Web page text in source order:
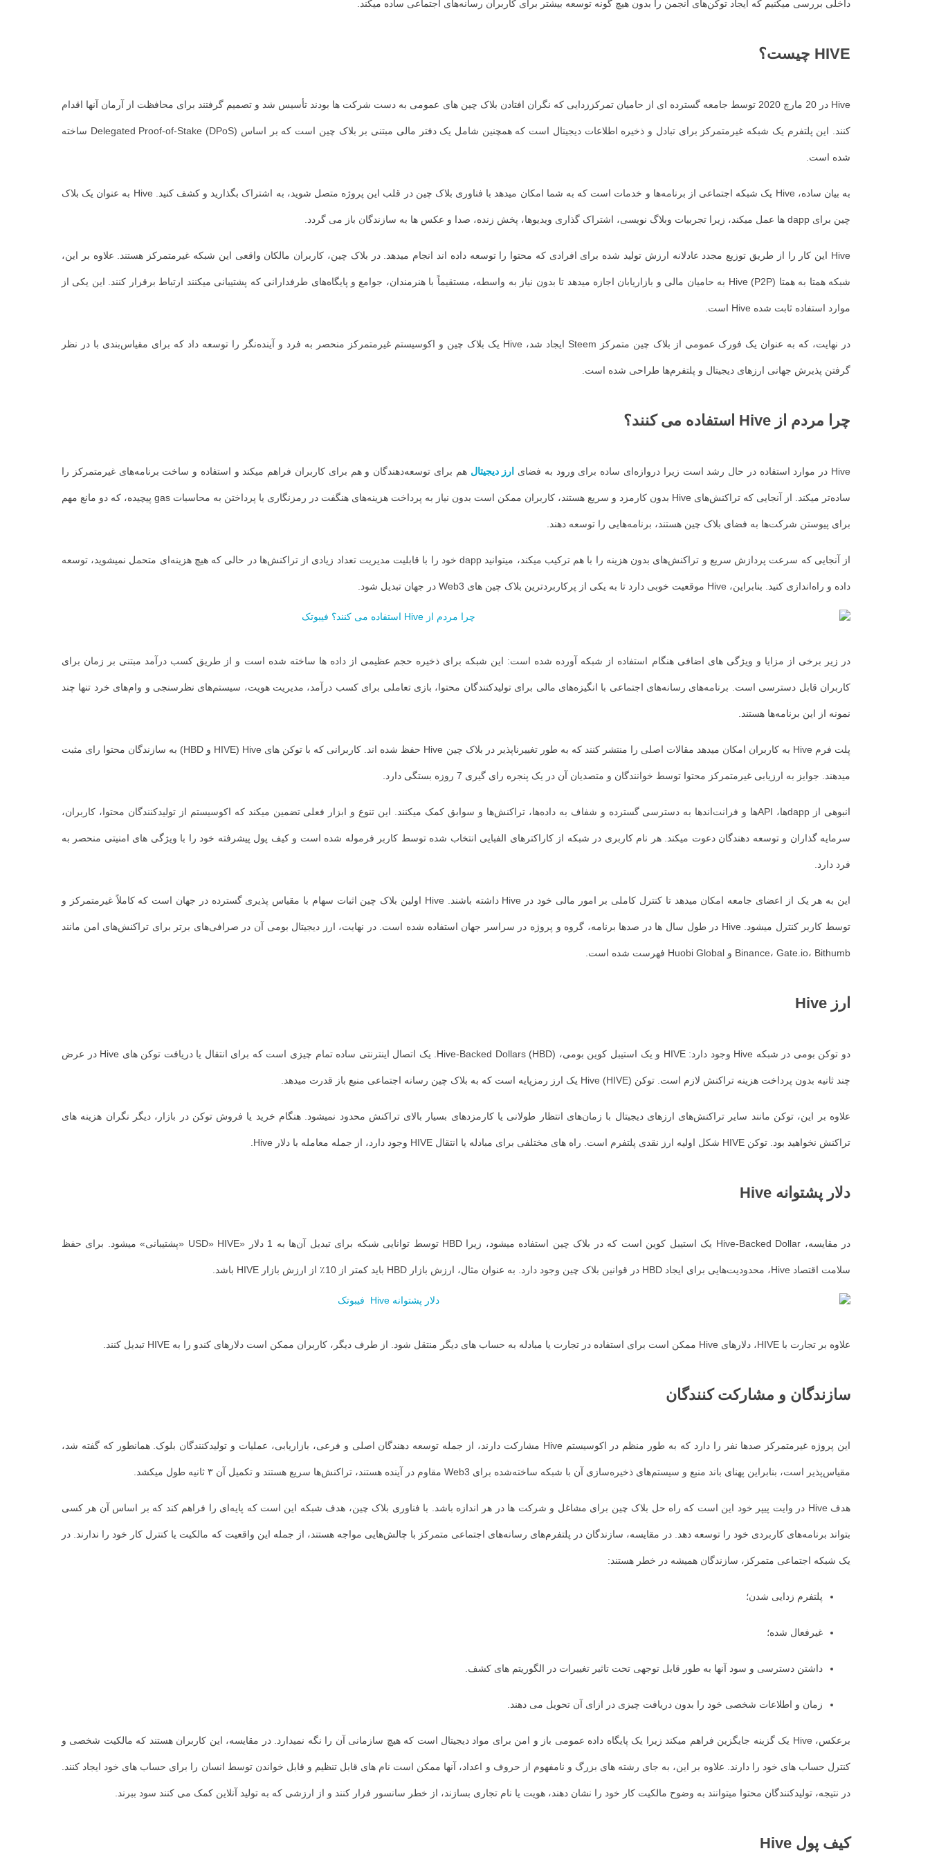
اجتماعی ساده
داخلی بررسی میکنیم که ایجاد توکن‌های انجمن را بدون هیچ گونه توسعه بیشتر برای کاربران رسانه‌های اجتماعی ساده میکند.
HIVE چیست؟
Hive در 20 مارچ 2020 توسط جامعه گسترده ای از حامیان تمرکززدایی که نگران افتادن بلاک چین های عمومی به دست شرکت ها بودند تأسیس شد و تصمیم گرفتند برای محافظت از آرمان آنها اقدام
کنند. این پلتفرم یک شبکه غیرمتمرکز برای تبادل و ذخیره اطلاعات دیجیتال است که همچنین شامل یک دفتر مالی مبتنی بر بلاک چین است که بر اساس Delegated Proof-of-Stake (DPoS) ساخته
شده است.
به بیان ساده، Hive یک شبکه اجتماعی از برنامه‌ها و خدمات است که به شما امکان میدهد با فناوری بلاک چین در قلب این پروژه متصل شوید، به اشتراک بگذارید و کشف کنید. Hive به عنوان یک بلاک
چین برای dapp ها عمل میکند، زیرا تجربیات وبلاگ نویسی، اشتراک گذاری ویدیوها، پخش زنده، صدا و عکس ها به سازندگان باز می گردد.
Hive این کار را از طریق توزیع مجدد عادلانه ارزش تولید شده برای افرادی که محتوا را توسعه داده اند انجام میدهد. در بلاک چین، کاربران مالکان واقعی این شبکه غیرمتمرکز هستند. علاوه بر این،
شبکه همتا به همتا (P2P) Hive به حامیان مالی و بازاریابان اجازه میدهد تا بدون نیاز به واسطه، مستقیماً با هنرمندان، جوامع و پایگاه‌های طرفدارانی که پشتیبانی میکنند ارتباط برقرار کنند. این یکی از
موارد استفاده ثابت شده Hive است.
در نهایت، که به عنوان یک فورک عمومی از بلاک چین متمرکز Steem ایجاد شد، Hive یک بلاک چین و اکوسیستم غیرمتمرکز منحصر به فرد و آینده‌نگر را توسعه داد که برای مقیاس‌بندی با در نظر
گرفتن پذیرش جهانی ارزهای دیجیتال و پلتفرم‌ها طراحی شده است.
چرا مردم از Hive استفاده می کنند؟
Hive در موارد استفاده در حال رشد است زیرا دروازه‌ای ساده برای ورود به فضای ارز دیجیتال هم برای توسعه‌دهندگان و هم برای کاربران فراهم میکند و استفاده و ساخت برنامه‌های غیرمتمرکز را
ساده‌تر میکند. از آنجایی که تراکنش‌های Hive بدون کارمزد و سریع هستند، کاربران ممکن است بدون نیاز به پرداخت هزینه‌های هنگفت در رمزنگاری یا پرداختن به محاسبات gas پیچیده، که دو مانع مهم
برای پیوستن شرکت‌ها به فضای بلاک چین هستند، برنامه‌هایی را توسعه دهند.
از آنجایی که سرعت پردازش سریع و تراکنش‌های بدون هزینه را با هم ترکیب میکند، میتوانید dapp خود را با قابلیت مدیریت تعداد زیادی از تراکنش‌ها در حالی که هیچ هزینه‌ای متحمل نمیشوید، توسعه
داده و راه‌اندازی کنید. بنابراین، Hive موقعیت خوبی دارد تا به یکی از پرکاربردترین بلاک چین های Web3 در جهان تبدیل شود.
در زیر برخی از مزایا و ویژگی های اضافی هنگام استفاده از شبکه آورده شده است: این شبکه برای ذخیره حجم عظیمی از داده ها ساخته شده است و از طریق کسب درآمد مبتنی بر زمان برای
کاربران قابل دسترسی است. برنامه‌های رسانه‌های اجتماعی با انگیزه‌های مالی برای تولیدکنندگان محتوا، بازی تعاملی برای کسب درآمد، مدیریت هویت، سیستم‌های نظرسنجی و وام‌های خرد تنها چند
نمونه از این برنامه‌ها هستند.
پلت فرم Hive به کاربران امکان میدهد مقالات اصلی را منتشر کنند که به طور تغییرناپذیر در بلاک چین Hive حفظ شده اند. کاربرانی که با توکن های Hive (HIVE و HBD) به سازندگان محتوا رای مثبت
میدهند. جوایز به ارزیابی غیرمتمرکز محتوا توسط خوانندگان و متصدیان آن در یک پنجره رای گیری 7 روزه بستگی دارد.
انبوهی از dappها، APIها و فرانت‌اندها به دسترسی گسترده و شفاف به داده‌ها، تراکنش‌ها و سوابق کمک میکنند. این تنوع و ابزار فعلی تضمین میکند که اکوسیستم از تولیدکنندگان محتوا، کاربران،
سرمایه گذاران و توسعه دهندگان دعوت میکند.هر نام کاربری در شبکه از کاراکترهای الفبایی انتخاب شده توسط کاربر فرموله شده است و کیف پول پیشرفته خود را با ویژگی های امنیتی منحصر به
فرد دارد.
این به هر یک از اعضای جامعه امکان میدهد تا کنترل کاملی بر امور مالی خود در Hive داشته باشند. Hive اولین بلاک چین اثبات سهام با مقیاس پذیری گسترده در جهان است که کاملاً غیرمتمرکز و
توسط کاربر کنترل میشود. Hive در طول سال ها در صدها برنامه، گروه و پروژه در سراسر جهان استفاده شده است. در نهایت، ارز دیجیتال بومی آن در صرافی‌های برتر برای تراکنش‌های امن مانند
Binance، Gate.io، Bithumb و Huobi Global فهرست شده است.
ارز Hive
دو توکن بومی در شبکه Hive وجود دارد: HIVE و یک استیبل کوین بومی، Hive-Backed Dollars (HBD). یک اتصال اینترنتی ساده تمام چیزی است که برای انتقال یا دریافت توکن های Hive در عرض
چند ثانیه بدون پرداخت هزینه تراکنش لازم است. توکن Hive (HIVE) یک ارز رمزپایه است که به بلاک چین رسانه اجتماعی منبع باز قدرت میدهد.
علاوه بر این، توکن مانند سایر تراکنش‌های ارزهای دیجیتال با زمان‌های انتظار طولانی یا کارمزدهای بسیار بالای تراکنش محدود نمیشود. هنگام خرید یا فروش توکن در بازار، دیگر نگران هزینه های
تراکنش نخواهید بود. توکن HIVE شکل اولیه ارز نقدی پلتفرم است. راه های مختلفی برای مبادله یا انتقال HIVE وجود دارد، از جمله معامله با دلار Hive.
دلار پشتوانه Hive
در مقایسه، Hive-Backed Dollar یک استیبل کوین است که در بلاک چین استفاده میشود، زیرا HBD توسط توانایی شبکه برای تبدیل آن‌ها به 1 دلار «USD» HIVE «پشتیبانی» میشود. برای حفظ
سلامت اقتصاد Hive، محدودیت‌هایی برای ایجاد HBD در قوانین بلاک چین وجود دارد. به عنوان مثال، ارزش بازار HBD باید کمتر از 10٪ از ارزش بازار HIVE باشد.
علاوه بر تجارت با HIVE، دلارهای Hive ممکن است برای استفاده در تجارت یا مبادله به حساب های دیگر منتقل شود. از طرف دیگر، کاربران ممکن است دلارهای کندو را به HIVE تبدیل کنند.
سازندگان و مشارکت کنندگان
این پروژه غیرمتمرکز صدها نفر را دارد که به طور منظم در اکوسیستم Hive مشارکت دارند، از جمله توسعه دهندگان اصلی و فرعی، بازاریابی، عملیات و تولیدکنندگان بلوک. همانطور که گفته شد،
مقیاس‌پذیر است، بنابراین پهنای باند منبع و سیستم‌های ذخیره‌سازی آن با شبکه ساخته‌شده برای Web3 مقاوم در آینده هستند، تراکنش‌ها سریع هستند و تکمیل آن ۳ ثانیه طول میکشد.
هدف Hive در وایت پیپر خود این است که راه حل بلاک چین برای مشاغل و شرکت ها در هر اندازه باشد. با فناوری بلاک چین، هدف شبکه این است که پایه‌ای را فراهم کند که بر اساس آن هر کسی
بتواند برنامه‌های کاربردی خود را توسعه دهد.در مقایسه، سازندگان در پلتفرم‌های رسانه‌های اجتماعی متمرکز با چالش‌هایی مواجه هستند، از جمله این واقعیت که مالکیت یا کنترل کار خود را ندارند. در
یک شبکه اجتماعی متمرکز، سازندگان همیشه در خطر هستند:
پلتفرم زدایی شدن؛
غیرفعال شده؛
داشتن دسترسی و سود آنها به طور قابل توجهی تحت تاثیر تغییرات در الگوریتم های کشف.
زمان و اطلاعات شخصی خود را بدون دریافت چیزی در ازای آن تحویل می دهند.
برعکس، Hive یک گزینه جایگزین فراهم میکند زیرا یک پایگاه داده عمومی باز و امن برای مواد دیجیتال است که هیچ سازمانی آن را نگه نمیدارد. در مقایسه، این کاربران هستند که مالکیت شخصی و
کنترل حساب های خود را دارند. علاوه بر این، به جای رشته های بزرگ و نامفهوم از حروف و اعداد، آنها ممکن است نام های قابل تنظیم و قابل خواندن توسط انسان را برای حساب های خود ایجاد کنند.
در نتیجه، تولیدکنندگان محتوا میتوانند به وضوح مالکیت کار خود را نشان دهند، هویت یا نام تجاری بسازند، از خطر سانسور فرار کنند و از ارزشی که به تولید آنلاین کمک می کنند سود ببرند.
کیف پول Hive